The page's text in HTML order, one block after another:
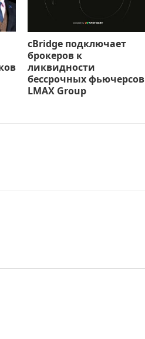
cBridge подключает
брокеров к
ликвидности
бессрочных фьючерсов
LMAX Group